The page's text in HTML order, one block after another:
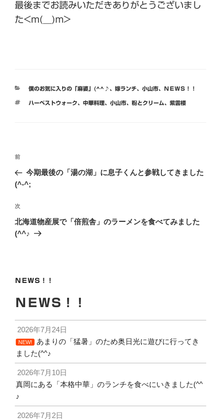
最後までお読みいただきありがとうございまし
た<m(__)m>
カ
ゴ
僕のお気に入りの「麻婆」(^^♪ 、 嫁ランチ、 小山市、 ＮＥＷＳ！！
タ
ハーベストウォーク、 中華料理、 小山市、 粉とクリーム、 紫雲楼
投
ナ
ゲ
ー
シ
前
の
投
前
今期最後の「湯の湖」に息子くんと参戦してきました
(^-^;
次
の
投
次
北海道物産展で「倍煎舎」のラーメンを食べてみました
(^^♪
ＮＥＷＳ！！
ＮＥＷＳ！！
2026年7月24日
NEW!
あまりの「猛暑」のため奥日光に遊びに行ってき
ました(^^♪
2026年7月10日
真岡にある「本格中華」のランチを食べにいきました(^^
♪
2026年7月2日